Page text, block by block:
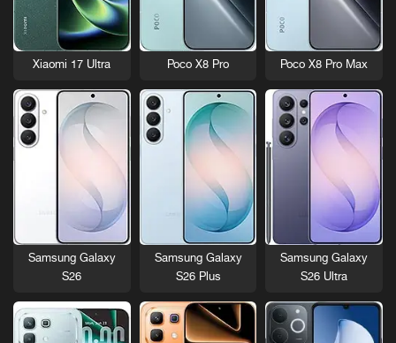
Poco X8 Pro Max
Poco X8 Pro
Xiaomi 17 Ultra
Samsung Galaxy
S26 Ultra
Samsung Galaxy
S26 Plus
Samsung Galaxy
S26